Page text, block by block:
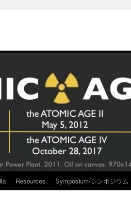
Resources Symposium/シンポジウム